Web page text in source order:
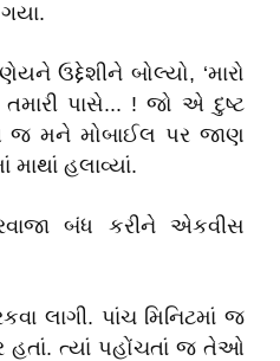
ઉદ્દેશીને બોલ્યો, ‘મારો
પાસે... ! જો એ દુષ્ટ
જ મને મોબાઈલ પર જાણ
માથાં હલાવ્યાં.
બંધ કરીને એકવીસ
લાગી. પાંચ મિનિટમાં જ
ત્યાં પહોંચતાં જ તેઓ